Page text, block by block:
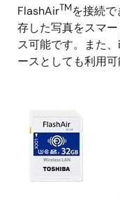
FlashAirTMを接続で
存した写真をスマ
ス可能です。また
ースとしても利用可